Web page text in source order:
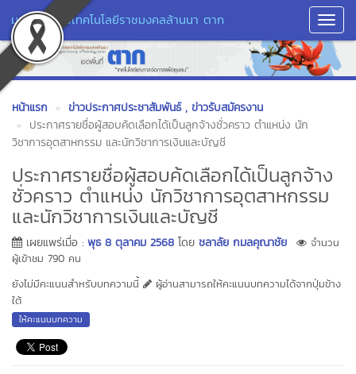
มหาวิทยาลัยเทคโนโลยีราชมงคลล้านนา ตาก
หน้าแรก ข่าวประกาศประชาสัมพันธ์ , ข่าวรับสมัครงาน
ประกาศรายชื่อผู้สอบค้ดเลือกได้เป็นลูกจ้างชั่วคราว ตำแหน่ง นัก
วิชาการอุตสาหกรรม และนักวิชาการเงินและบัญชี
ประกาศรายชื่อผู้สอบค้ดเลือกได้เป็นลูกจ้าง
ชั่วคราว ตำแหน่ง นักวิชาการอุตสาหกรรม
และนักวิชาการเงินและบัญชี
เผยแพร่เมื่อ : พุธ 8 ตุลาคม 2568 โดย ชลาลัย กมลคุณาชัย
จำนวน
ผู้เข้าชม 790 คน
ยังไม่มีคะแนนสำหรับบทความนี้
ผู้อ่านสามารถให้คะแนนบทความได้จากปุ่มข้าง
ใต้
ให้คะแนนบทความ